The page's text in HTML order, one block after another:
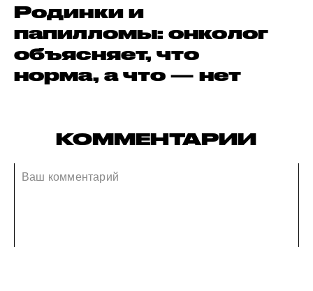
Родинки и
папилломы: онколог
объясняет, что
норма, а что — нет
КОММЕНТАРИИ